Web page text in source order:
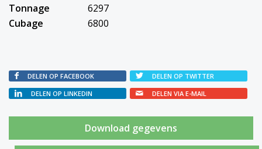
Tonnage
6297
Cubage
6800
DELEN OP FACEBOOK
DELEN OP TWITTER
DELEN OP LINKEDIN
DELEN VIA E-MAIL